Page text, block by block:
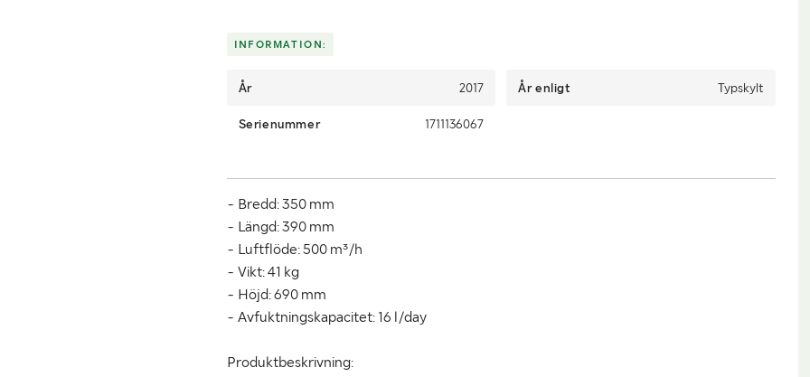
INFORMATION:
År 2017 År enligt Typskylt
Serienummer 1711136067
- Bredd: 350 mm
- Längd: 390 mm
- Luftflöde: 500 m³/h
- Vikt: 41 kg
- Höjd: 690 mm
- Avfuktningskapacitet: 16 l/day
Produktbeskrivning: